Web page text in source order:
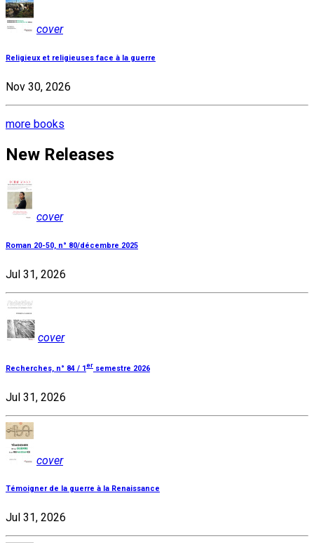
cover
Religieux et religieuses face à la guerre
Nov 30, 2026
more books
New Releases
cover
Roman 20-50, n° 80/décembre 2025
Jul 31, 2026
cover
Recherches, n° 84 / 1er semestre 2026
Jul 31, 2026
cover
Témoigner de la guerre à la Renaissance
Jul 31, 2026